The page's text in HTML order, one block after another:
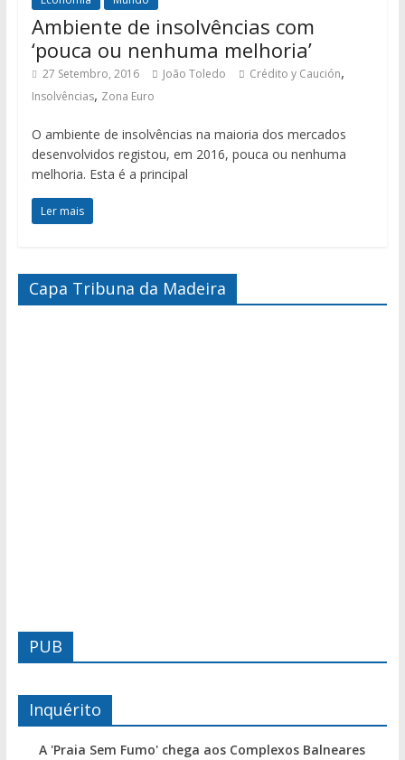
Ambiente de insolvências com
‘pouca ou nenhuma melhoria’
27 Setembro, 2016 João Toledo Crédito y Caución,
Insolvências, Zona Euro
O ambiente de insolvências na maioria dos mercados
desenvolvidos registou, em 2016, pouca ou nenhuma
melhoria. Esta é a principal
Ler mais
Capa Tribuna da Madeira
PUB
Inquérito
A 'Praia Sem Fumo' chega aos Complexos Balneares